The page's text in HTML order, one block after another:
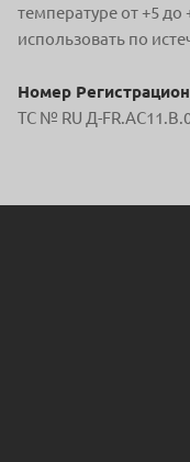
температуре от +5
использовать по
Номер
ТС № RU Д-